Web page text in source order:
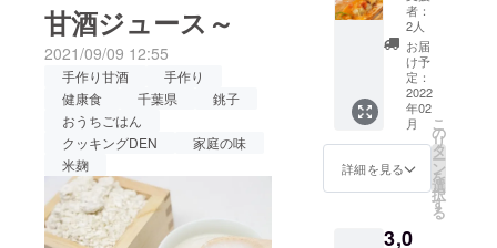
ただいたご支援を通じて、
さらなる美味しさと健康を
求め、ネット販売用メ
ニュー開発にいそしんでま
いります。ネットショップ
をオープンできた時にはま
たご報告いたします。今後
のご報告は下記のサイトで
書かせていただきました。
今日は、亜麻仁油とシーク
ワーサーの話です。亜麻仁
油亜麻仁油は、血管を丈夫
にすると言われています。
血流を改善し、動脈硬化の
予防を期待でき、コレステ
甘酒ジュース～
2021/09/09 12:55
手作り甘酒
手作り
健康食
千葉県
銚子
おうちごはん
クッキングDEN
家庭の味
米麹
より茨城県
神栖市の公
共事業とし
て、高齢者
配食サービ
スを行って
（代表：田
コース
＋感謝
の品】
ロール
キャベ
ツ3食分
を1回お
届けい
たしま
す。 銚
子きゃ
べこの
シリー
者：
2人
お届
け予
定：
2022
年02
月
詳細を見る
こ
の
リ
タ
ー
ン
を
選
択
す
る
3,0